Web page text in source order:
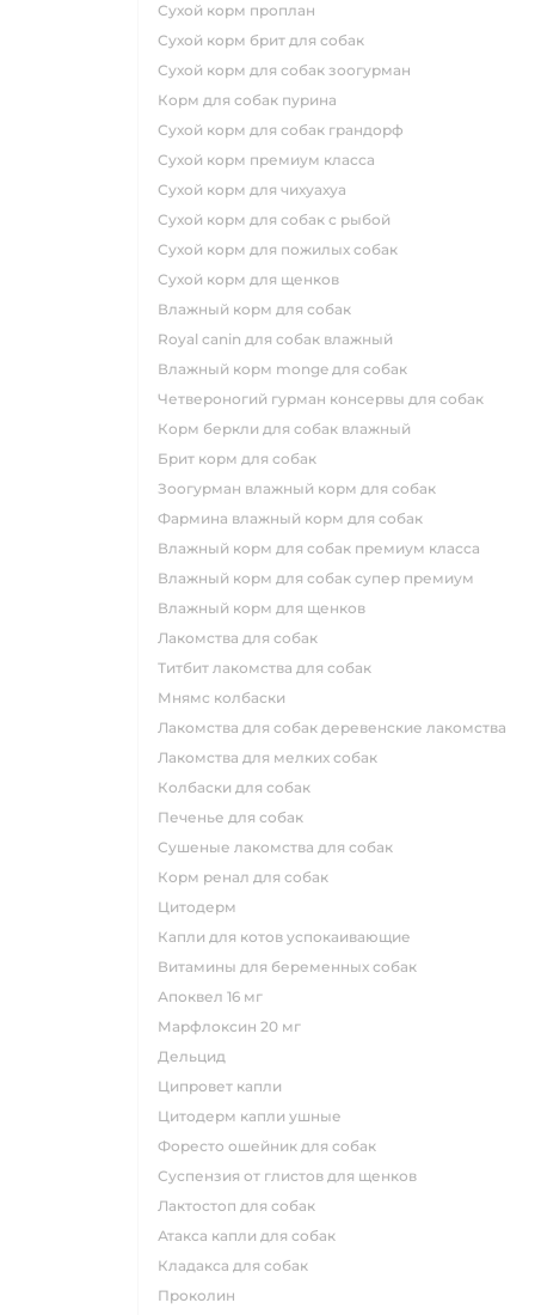
сухой корм проплан
сухой корм брит для собак
сухой корм для собак зоогурман
корм для собак пурина
сухой корм для собак грандорф
сухой корм премиум класса
сухой корм для чихуахуа
сухой корм для собак с рыбой
сухой корм для пожилых собак
сухой корм для щенков
влажный корм для собак
royal canin для собак влажный
влажный корм monge для собак
четвероногий гурман консервы для собак
корм беркли для собак влажный
брит корм для собак
зоогурман влажный корм для собак
фармина влажный корм для собак
влажный корм для собак премиум класса
влажный корм для собак супер премиум
влажный корм для щенков
лакомства для собак
титбит лакомства для собак
мнямс колбаски
лакомства для собак деревенские лакомства
лакомства для мелких собак
колбаски для собак
печенье для собак
сушеные лакомства для собак
корм ренал для собак
цитодерм
капли для котов успокаивающие
витамины для беременных собак
апоквел 16 мг
марфлоксин 20 мг
дельцид
ципровет капли
цитодерм капли ушные
форесто ошейник для собак
суспензия от глистов для щенков
лактостоп для собак
атакса капли для собак
кладакса для собак
проколин